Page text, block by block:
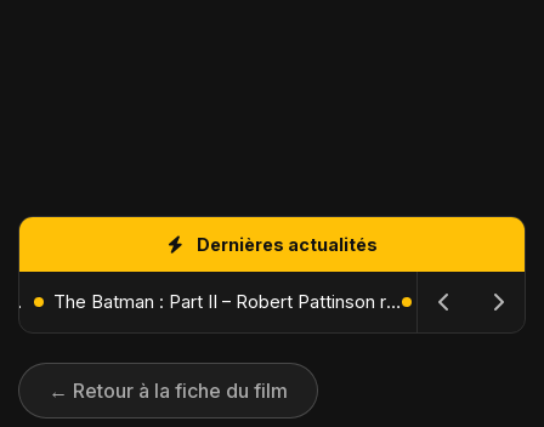
Dernières actualités
L'Âge de Glace : Le Réveil du Volcan – Manny, Sid et Diego de retour pour une aventure explosive The Batman : Part II – Robert Pattinson replonge dans les ténèbres de Gotham dès octobre 2027
← Retour à la fiche du film